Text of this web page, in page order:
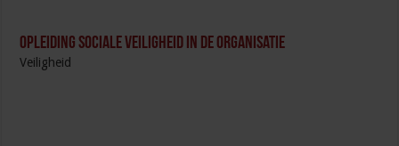
Opleiding Sociale Veiligheid in de Organisatie
Veiligheid